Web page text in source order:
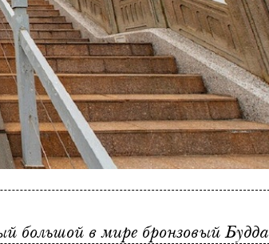
большой в мире бронзовый Будда